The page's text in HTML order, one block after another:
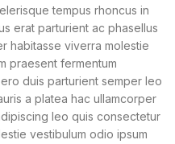
tempus rhoncus in
erat parturient ac phasellus
habitasse viverra molestie
praesent fermentum
duis parturient semper leo
a platea hac ullamcorper
leo quis consectetur
vestibulum odio ipsum